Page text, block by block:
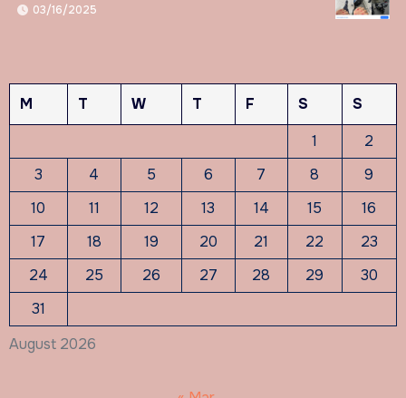
03/16/2025
August 2026
M T W T F S
S
1
2
3
4 5 6 7 8
9
10
11 12 13 14 15
16
17
18 19 20 21 22
23
24
25 26 27 28 29
30
31